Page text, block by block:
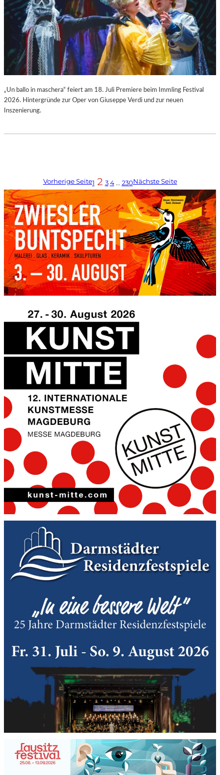
„Un ballo in maschera“ feiert am 18. Juli Premiere beim Immling Festival
2026. Hintergründe zur Oper von Giuseppe Verdi und zur neuen
Inszenierung.
Vorherige Seite1 2 3 4 … 230Nächste Seite